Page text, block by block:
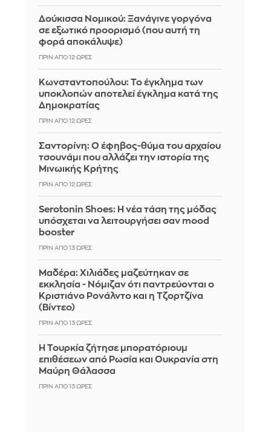
Δούκισσα Νομικού: Ξανάγινε γοργόνα
σε εξωτικό προορισμό (που αυτή τη
φορά αποκάλυψε)
ΠΡΙΝ ΑΠΌ 12 ΏΡΕΣ
Κωνσταντοπούλου: Το έγκλημα των
υποκλοπών αποτελεί έγκλημα κατά της
Δημοκρατίας
ΠΡΙΝ ΑΠΌ 12 ΏΡΕΣ
Σαντορίνη: Ο έφηβος-θύμα του αρχαίου
τσουνάμι που αλλάζει την ιστορία της
Μινωικής Κρήτης
ΠΡΙΝ ΑΠΌ 12 ΏΡΕΣ
Serotonin Shoes: Η νέα τάση της μόδας
υπόσχεται να λειτουργήσει σαν mood
booster
ΠΡΙΝ ΑΠΌ 13 ΏΡΕΣ
Μαδέρα: Χιλιάδες μαζεύτηκαν σε
εκκλησία - Νόμιζαν ότι παντρεύονται ο
Κριστιάνο Ρονάλντο και η Τζορτζίνα
(Βίντεο)
ΠΡΙΝ ΑΠΌ 13 ΏΡΕΣ
Η Τουρκία ζήτησε μπορατόριουμ
επιθέσεων από Ρωσία και Ουκρανία στη
Μαύρη Θάλασσα
ΠΡΙΝ ΑΠΌ 13 ΏΡΕΣ